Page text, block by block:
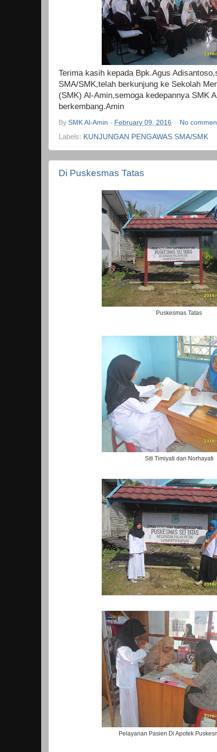
Terima kasih kepada Bpk.Agus
SMA/SMK,telah berkunjung ke Sekolah
(SMK) Al-Amin,semoga kedepannya SMK
berkembang.Amin
By SMK Al-Amin - February 09, 2016 No
Labels: KUNJUNGAN PENGAWAS SMA/SMK
Di Puskesmas Tatas
Puskesmas Tatas
Siti Timiyati dan Norhayati
Pelayanan Pasien Di Apotek